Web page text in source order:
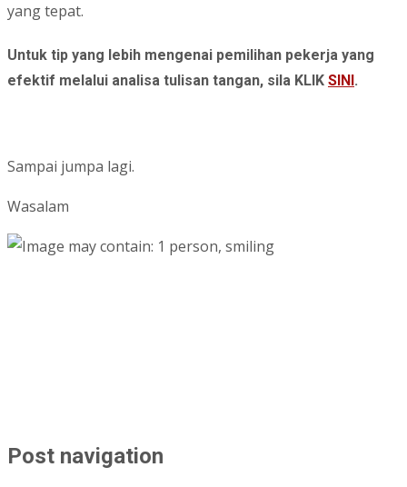
yang tepat.
Untuk tip yang lebih mengenai pemilihan pekerja yang
efektif melalui analisa tulisan tangan, sila KLIK SINI .
Sampai jumpa lagi.
Wasalam
Post navigation